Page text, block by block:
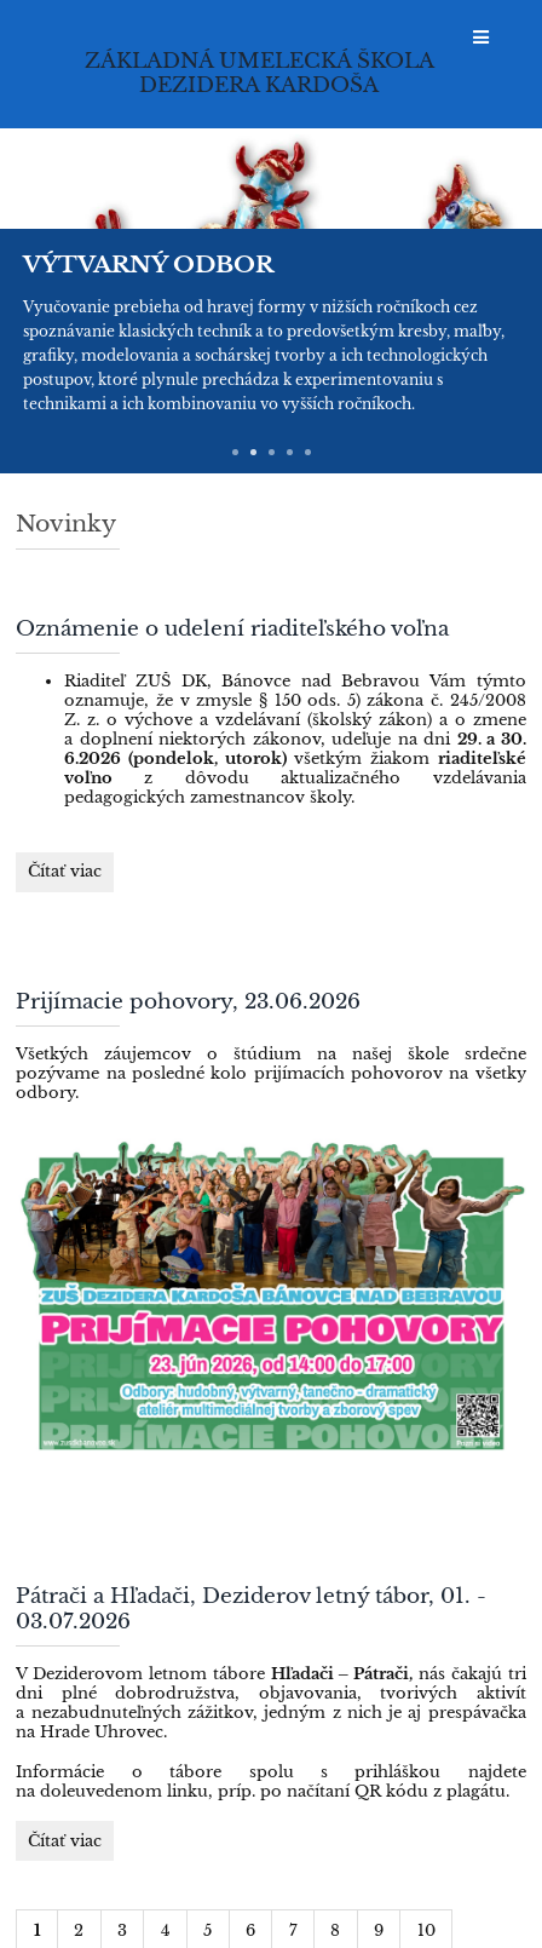
ZÁKLADNÁ UMELECKÁ ŠKOLA
DEZIDERA KARDOŠA
Prihlásenie
VÝTVARNÝ ODBOR
Vyučovanie prebieha od hravej formy v nižších ročníkoch cez
spoznávanie klasických techník a to predovšetkým kresby, maľby,
grafiky, modelovania a sochárskej tvorby a ich technologických
postupov, ktoré plynule prechádza k experimentovaniu s
technikami a ich kombinovaniu vo vyšších ročníkoch.
Novinky
Oznámenie o udelení riaditeľského voľna
Riaditeľ ZUŠ DK, Bánovce nad Bebravou Vám týmto
oznamuje, že v zmysle § 150 ods. 5) zákona č. 245/2008
Z. z. o výchove a vzdelávaní (školský zákon) a o zmene
a doplnení niektorých zákonov, udeľuje na dni 29. a 30.
6.2026 (pondelok, utorok)všetkým žiakom riaditeľské
voľno z dôvodu aktualizačného vzdelávania
pedagogických zamestnancov školy.
Oznámenie
Čítať viac
Prijímacie pohovory, 23.06.2026
Všetkých záujemcov o štúdium na našej škole srdečne
pozývame na posledné kolo prijímacích pohovorov na všetky
odbory.
Pátrači a Hľadači, Deziderov letný tábor, 01. -
03.07.2026
V Deziderovom letnom tábore Hľadači – Pátrači, nás čakajú tri
dni plné dobrodružstva, objavovania, tvorivých aktivít
a nezabudnuteľných zážitkov, jedným z nich je aj prespávačka
na Hrade Uhrovec.
Informácie o tábore spolu s prihláškou najdete
na doleuvedenom linku, príp. po načítaní QR kódu z plagátu.
Pátrači
Deziderov
letný
Čítať viac
1 2 3 4 5 6 7 8 9 10